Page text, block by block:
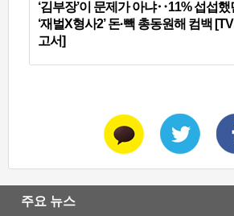
‘김부장’이 문제가 아냐‥11% 섭섭했
‘재벌X형사2’ 돈·빽 총동원해 컴백
고서]
주요 뉴스